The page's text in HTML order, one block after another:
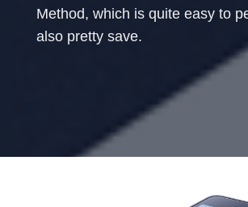
Method, which is quite easy to
also pretty save.